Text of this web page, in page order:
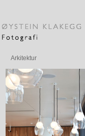
Arkitektur